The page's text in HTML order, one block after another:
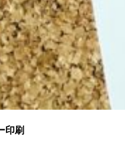
印刷